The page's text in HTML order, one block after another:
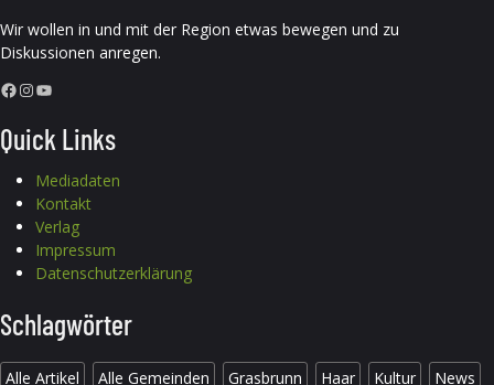
Wir wollen in und mit der Region etwas bewegen und zu
Diskussionen anregen.
Facebook InstagramYouTube
Quick Links
Mediadaten
Kontakt
Verlag
Impressum
Datenschutzerklärung
Schlagwörter
Alle Artikel Alle Gemeinden Grasbrunn Haar Kultur News